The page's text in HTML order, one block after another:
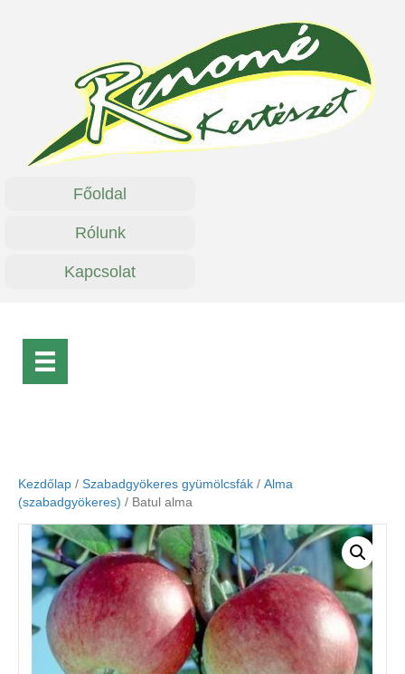
Főoldal
Rólunk
Kapcsolat
Kezdőlap / Szabadgyökeres gyümölcsfák / Alma
(szabadgyökeres) / Batul alma